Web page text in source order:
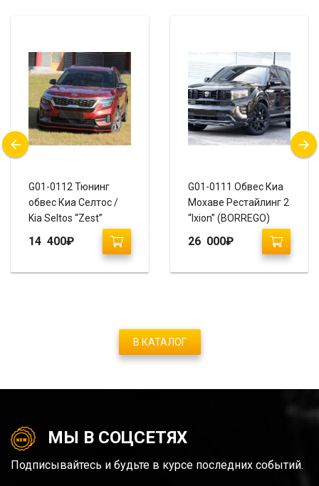
G01-0112 Тюнинг
обвес Киа Селтос /
Kia Seltos “Zest”
14 400₽
G01-0111 Обвес Киа
Мохаве Рестайлинг 2
“Ixion” (BORREGO)
26 000₽
В КАТАЛОГ
МЫ В СОЦСЕТЯХ
Подписывайтесь и будьте в курсе последних событий.